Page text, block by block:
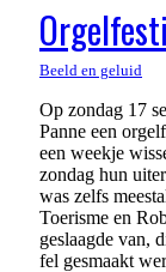
Beeld en geluid
Op zondag 17
Panne een
een weekje
zondag hun
was zelfs
Toerisme en
geslaagde van,
fel gesmaakt